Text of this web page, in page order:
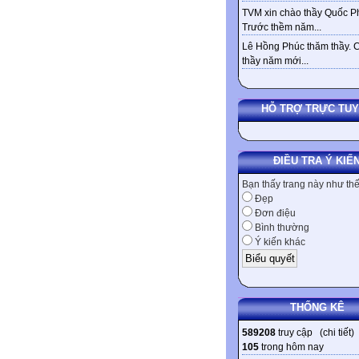
TVM xin chào thầy Quốc
Trước thềm năm...
Lê Hồng Phúc thăm thầy.
thầy năm mới...
HỖ TRỢ TRỰC
ĐIỀU TRA Ý
Bạn thấy trang này như
Đẹp
Đơn điệu
Bình thường
Ý kiến khác
THỐNG KÊ
589208 truy cập (chi tiết)
105 trong hôm nay